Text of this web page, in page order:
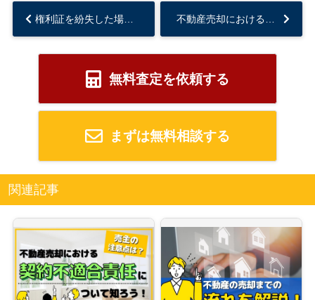
権利証を紛失した場合の不動産売却の方法をご紹介...
無料査定を依頼する
まずは無料相談する
関連記事